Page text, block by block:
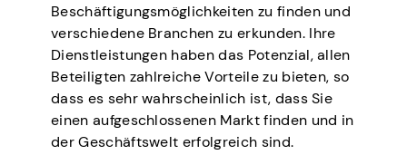
Beschäftigungsmöglichkeiten zu finden und
verschiedene Branchen zu erkunden. Ihre
Dienstleistungen haben das Potenzial, allen
Beteiligten zahlreiche Vorteile zu bieten, so
dass es sehr wahrscheinlich ist, dass Sie
einen aufgeschlossenen Markt finden und in
der Geschäftswelt erfolgreich sind.